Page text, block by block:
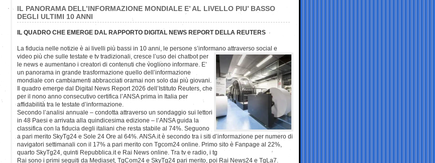
IL PANORAMA DELL’INFORMAZIONE MONDIALE E’ AL LIVELLO PIU’ BASSO
DEGLI ULTIMI 10 ANNI
IL QUADRO CHE EMERGE DAL RAPPORTO DIGITAL NEWS REPORT DELLA REUTERS
La fiducia nelle notizie è ai livelli più bassi in 10 anni, le persone s’informano attraverso social e
video più che sulle testate e tv tradizionali, cresce l’uso dei chatbot per
le news e aumentano i creatori di contenuti che vogliono informare. E’
un panorama in grande trasformazione quello dell’informazione
mondiale con cambiamenti abbracciati oramai non solo dai più giovani.
Il quadro emerge dal Digital News Report 2026 dell’Istituto Reuters, che
per il nono anno consecutivo certifica l’ANSA prima in Italia per
affidabilità tra le testate d’informazione.
Secondo l’analisi annuale – condotta attraverso un sondaggio sui lettori
in 48 Paesi e arrivata alla quindicesima edizione – l’ANSA guida la
classifica con la fiducia degli italiani che resta stabile al 74%. Seguono
a pari merito SkyTg24 e Sole 24 Ore al 64%. ANSA.it è secondo tra i siti d’informazione per numero di
navigatori settimanali con il 17% a pari merito con Tgcom24 online. Primo sito è Fanpage al 22%,
quarto SkyTg24, quinti Repubblica.it e Rai News online. Tra tv e radio, i tg
Rai sono i primi seguiti da Mediaset, TgCom24 e SkyTg24 pari merito, poi Rai News24 e TgLa7.